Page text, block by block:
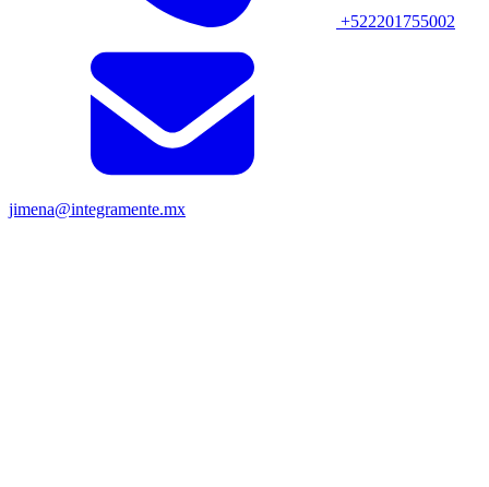
+522201755002
jimena@integramente.mx